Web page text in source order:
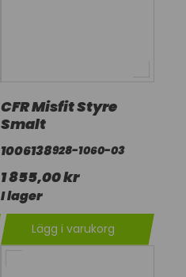
CFR Misfit Styre
Smalt
1006138928-1060-03
1 855,00 kr
I lager
Lägg i varukorg